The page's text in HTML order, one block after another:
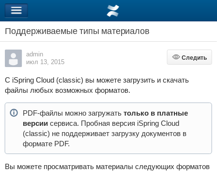
Поддерживаемые типы материалов
admin
июл 13, 2015
Следить
Следить
С iSpring Cloud (classic) вы можете загрузить и скачать
файлы любых возможных форматов.
PDF-файлы можно загружать только в платные
версиисервиса. Пробная версия iSpring Cloud
(classic) не поддерживает загрузку документов в
формате PDF.
Вы можете просматривать материалы следующих форматов